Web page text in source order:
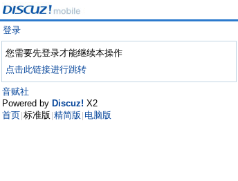
登录
您需要先登录才能继续本操作
点击此链接进行跳转
音赋社
Powered by Discuz! X2
首页 标准版 精简版 电脑版